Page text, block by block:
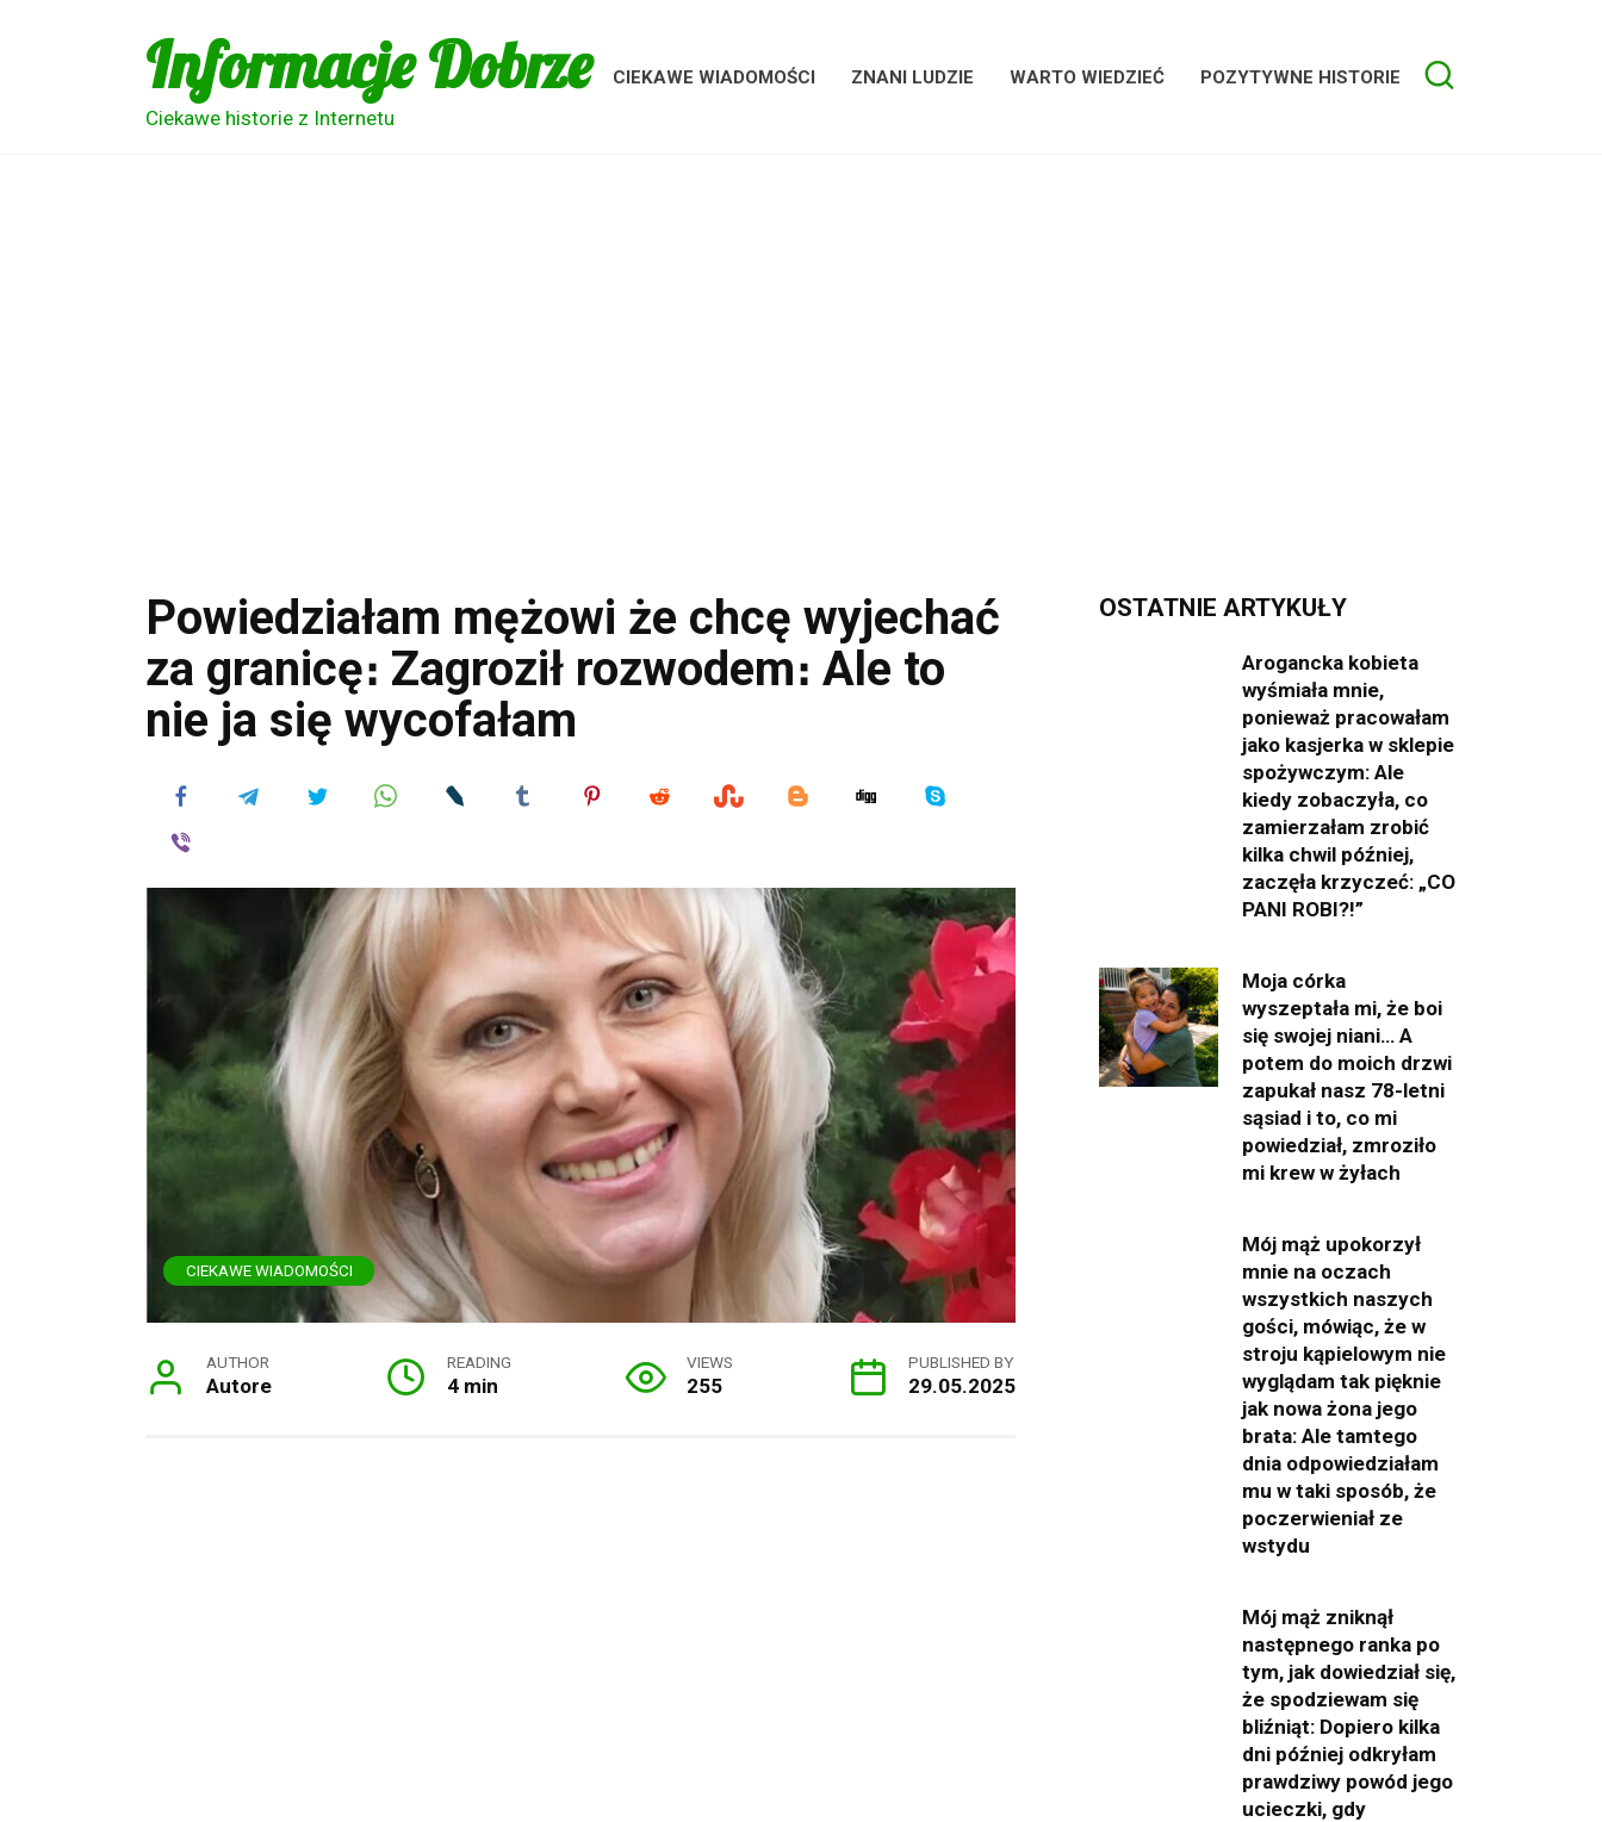
Informacje Dobrze
Ciekawe historie z Internetu
CIEKAWE WIADOMOŚCI ZNANI LUDZIE WARTO WIEDZIEĆ POZYTYWNE HISTORIE
Powiedziałam mężowi że chcę wyjechać
za granicę։ Zagroził rozwodem։ Ale to
nie ja się wycofałam
CIEKAWE WIADOMOŚCI
AUTHOR
Autore
READING
4 min
VIEWS
255
PUBLISHED BY
29.05.2025
OSTATNIE ARTYKUŁY
Arogancka kobieta
wyśmiała mnie,
ponieważ pracowałam
jako kasjerka w sklepie
spożywczym: Ale
kiedy zobaczyła, co
zamierzałam zrobić
kilka chwil później,
zaczęła krzyczeć: „CO
PANI ROBI?!”
Moja córka
wyszeptała mi, że boi
się swojej niani… A
potem do moich drzwi
zapukał nasz 78-letni
sąsiad i to, co mi
powiedział, zmroziło
mi krew w żyłach
Mój mąż upokorzył
mnie na oczach
wszystkich naszych
gości, mówiąc, że w
stroju kąpielowym nie
wyglądam tak pięknie
jak nowa żona jego
brata: Ale tamtego
dnia odpowiedziałam
mu w taki sposób, że
poczerwieniał ze
wstydu
Mój mąż zniknął
następnego ranka po
tym, jak dowiedział się,
że spodziewam się
bliźniąt: Dopiero kilka
dni później odkryłam
prawdziwy powód jego
ucieczki, gdy